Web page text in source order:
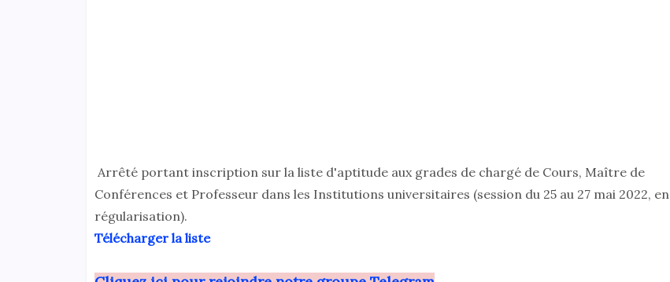
Arrêté portant inscription sur la liste d'aptitude aux grades de chargé de Cours, Maître de
Conférences et Professeur dans les Institutions universitaires (session du 25 au 27 mai 2022, en
régularisation).
Télécharger la liste